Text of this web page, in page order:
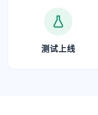
测试上线